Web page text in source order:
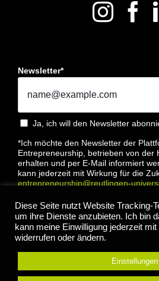
Newsletter*
Ja, ich will den Newsletter
*Ich möchte den Newsletter der
Entrepreneurship, betrieben von der
erhalten und per E-Mail informiert
kann jederzeit mit Wirkung für die
entrepreneurship@reutlingen-
Datenschutzbestimmung
Anmelden
Diese Seite nutzt Website Tracking-
um ihre Dienste anzubieten. Ich bin
kann meine Einwilligung jederzeit
widerrufen oder ändern.
Einstellungen